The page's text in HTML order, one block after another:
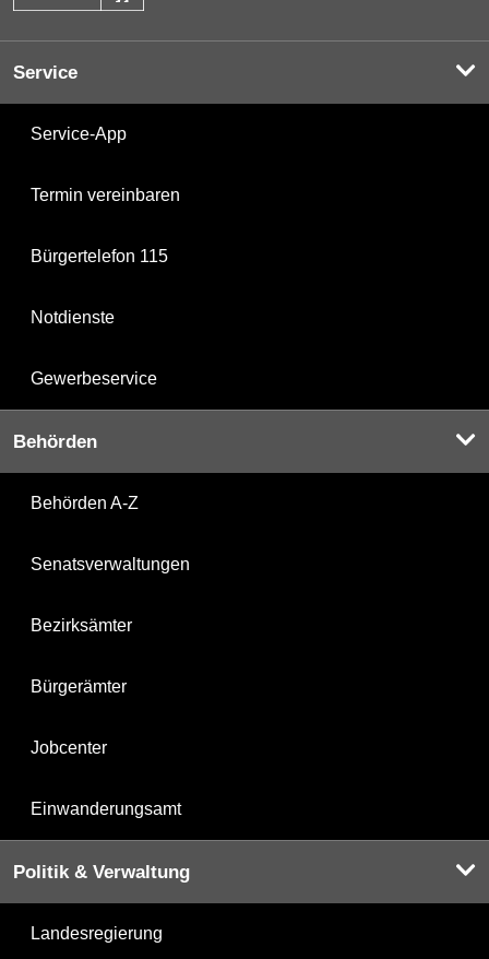
Service
Service-App
Termin vereinbaren
Bürgertelefon 115
Notdienste
Gewerbeservice
Behörden
Behörden A-Z
Senatsverwaltungen
Bezirksämter
Bürgerämter
Jobcenter
Einwanderungsamt
Politik & Verwaltung
Landesregierung